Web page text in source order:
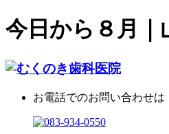
今日から８月｜
お電話でのお問い合わせは